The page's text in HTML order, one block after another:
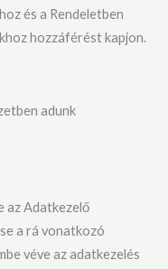
és a Rendeletben
hozzáférést kapjon.
adunk
az Adatkezelő
a rá vonatkozó
véve az adatkezelés